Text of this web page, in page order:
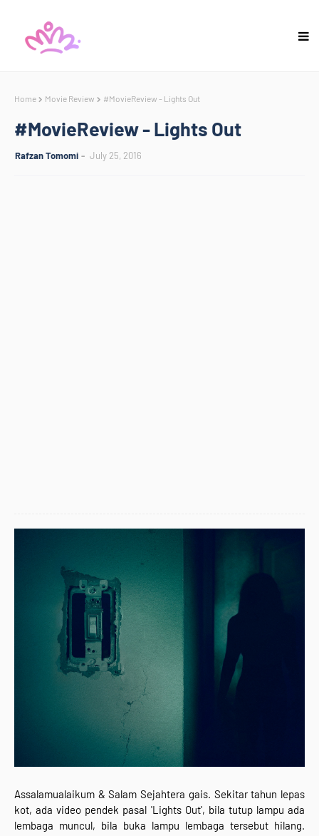
Home Movie Review #MovieReview - Lights Out
#MovieReview - Lights Out
Rafzan Tomomi July 25, 2016
Assalamualaikum & Salam Sejahtera gais. Sekitar tahun lepas
kot, ada video pendek pasal 'Lights Out', bila tutup lampu ada
lembaga muncul, bila buka lampu lembaga tersebut hilang.